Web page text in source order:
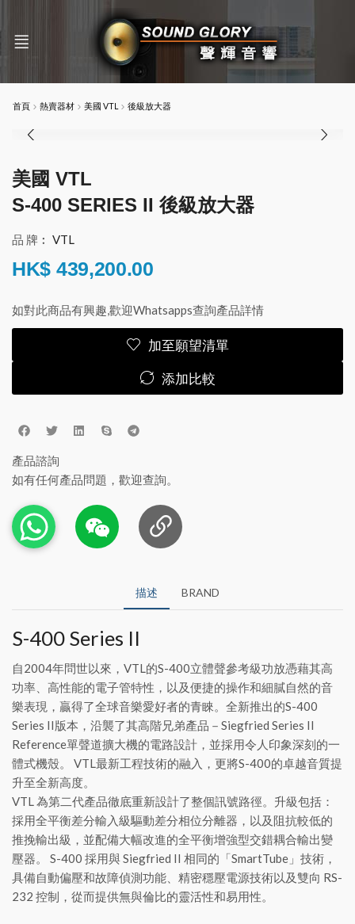
首頁 熱賣器材 美國 VTL 後級放大器
美國 VTL
S-400 SERIES II 後級放大器
品 牌︰ VTL
HK$ 439,200.00
如對此商品有興趣,歡迎Whatsapps查詢產品詳情
加至願望清單
添加比較
產品諮詢
如有任何產品問題，歡迎查詢。
描述 BRAND
S-400 Series II
自2004年問世以來，VTL的S-400立體聲參考級功放憑藉其高
功率、高性能的電子管特性，以及便捷的操作和細膩自然的音
樂表現，贏得了全球音樂愛好者的青睞。全新推出的S-400
Series II版本，沿襲了其高階兄弟產品－Siegfried Series II
Reference單聲道擴大機的電路設計，並採用令人印象深刻的一
體式機殼。 VTL最新工程技術的融入，更將S-400的卓越音質提
升至全新高度。
VTL 為第二代產品徹底重新設計了整個訊號路徑。升級包括：
採用全平衡差分輸入級驅動差分相位分離器，以及阻抗較低的
推挽輸出級，並配備大幅改進的全平衡增強型交錯耦合輸出變
壓器。 S-400 採用與 Siegfried II 相同的「SmartTube」技術，
具備自動偏壓和故障偵測功能、精密穩壓電源技術以及雙向 RS-
232 控制，從而提供無與倫比的靈活性和易用性。